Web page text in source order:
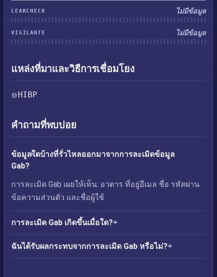
LEAKCHECK ไม่มีข้อมูล
VIGILANTE ไม่มีข้อมูล
แหล่งที่มาและวิธีการเชื่อมโยง
HIBP
คำถามที่พบบ่อย
ข้อมูลใดบ้างที่รั่วไหลออกมาจากการละเมิดข้อมูล
Gab?
การละเมิด Gab เผยให้เห็น: อวตาร ที่อยู่อีเมล ชื่อ รหัสผ่าน
ข้อความส่วนตัว และชื่อผู้ใช้
การละเมิด Gab เกิดขึ้นเมื่อใด?
ฉันได้รับผลกระทบจากการละเมิด Gab หรือไม่?